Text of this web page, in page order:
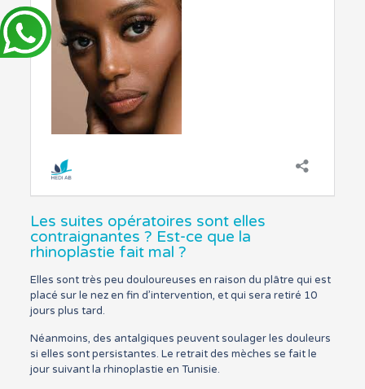
Les suites opératoires sont elles
contraignantes ? Est-ce que la
rhinoplastie fait mal ?
Elles sont très peu douloureuses en raison du plâtre qui est
placé sur le nez en fin d’intervention, et qui sera retiré 10
jours plus tard.
Néanmoins, des antalgiques peuvent soulager les douleurs
si elles sont persistantes. Le retrait des mèches se fait le
jour suivant la rhinoplastie en Tunisie.